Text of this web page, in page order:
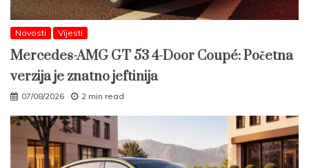
Novosti Vijesti
Mercedes-AMG GT 53 4-Door Coupé: Početna
verzija je znatno jeftinija
07/08/2026 2 min read